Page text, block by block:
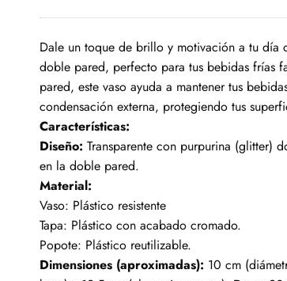
Dale un toque de brillo y motivación a tu día
doble pared, perfecto para tus bebidas frías
pared, este vaso ayuda a mantener tus
condensación externa, protegiendo tus
Características:
Diseño: Transparente con purpurina (glitter)
en la doble pared.
Material:
Vaso: Plástico resistente
Tapa: Plástico con acabado cromado.
Popote: Plástico reutilizable.
Dimensiones (aproximadas): 10 cm